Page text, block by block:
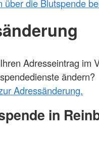
über die Blutspende
Adresseintrag im
ändern?
Adressänderung.
in